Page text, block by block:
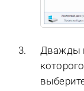
Дважды